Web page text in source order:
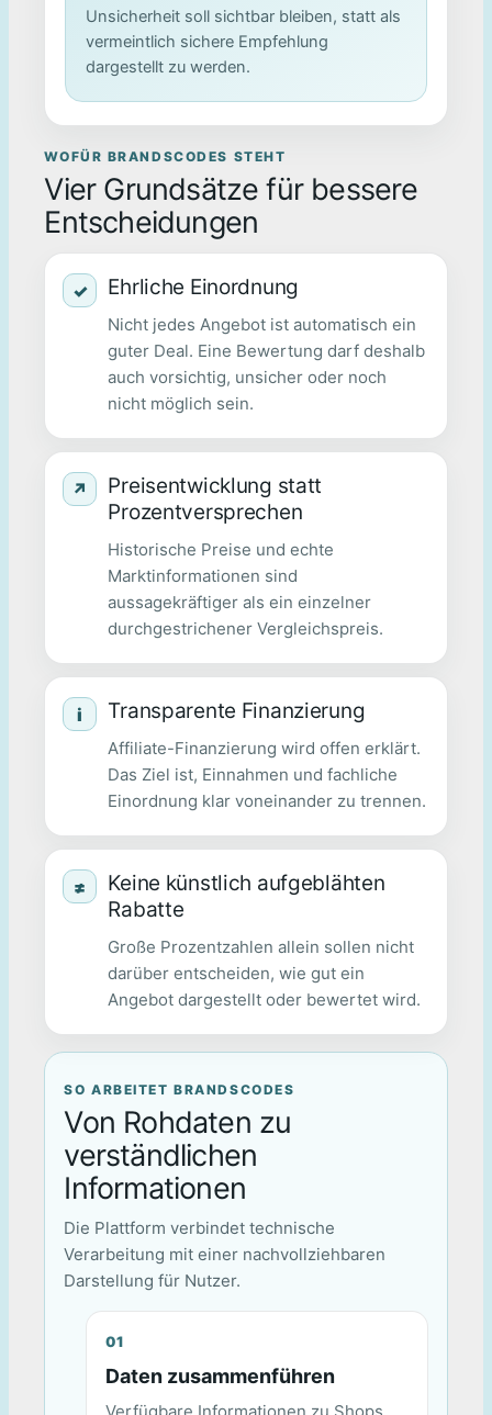
Unsicherheit soll sichtbar bleiben, statt als
vermeintlich sichere Empfehlung
dargestellt zu werden.
WOFÜR BRANDSCODES STEHT
Vier Grundsätze für bessere
Entscheidungen
✓ Ehrliche Einordnung
Nicht jedes Angebot ist automatisch ein
guter Deal. Eine Bewertung darf deshalb
auch vorsichtig, unsicher oder noch
nicht möglich sein.
↗
Preisentwicklung statt
Prozentversprechen
Historische Preise und echte
Marktinformationen sind
aussagekräftiger als ein einzelner
durchgestrichener Vergleichspreis.
i Transparente Finanzierung
Affiliate-Finanzierung wird offen erklärt.
Das Ziel ist, Einnahmen und fachliche
Einordnung klar voneinander zu trennen.
≠
Keine künstlich aufgeblähten
Rabatte
Große Prozentzahlen allein sollen nicht
darüber entscheiden, wie gut ein
Angebot dargestellt oder bewertet wird.
SO ARBEITET BRANDSCODES
Von Rohdaten zu
verständlichen
Informationen
Die Plattform verbindet technische
Verarbeitung mit einer nachvollziehbaren
Darstellung für Nutzer.
Daten zusammenführen